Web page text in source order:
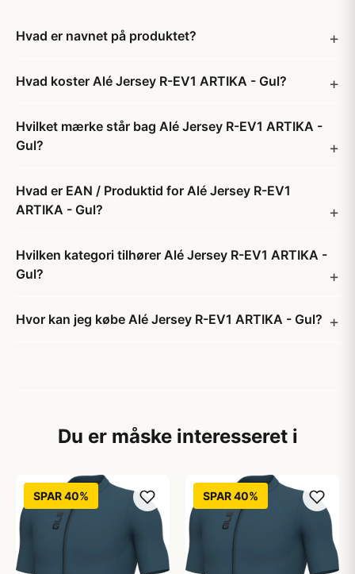
Hvad er navnet på produktet?
Hvad koster Alé Jersey R-EV1 ARTIKA - Gul?
Hvilket mærke står bag Alé Jersey R-EV1 ARTIKA -
Gul?
Hvad er EAN / Produktid for Alé Jersey R-EV1
ARTIKA - Gul?
Hvilken kategori tilhører Alé Jersey R-EV1 ARTIKA -
Gul?
Hvor kan jeg købe Alé Jersey R-EV1 ARTIKA - Gul?
Du er måske interesseret i
SPAR 40% SPAR 40%